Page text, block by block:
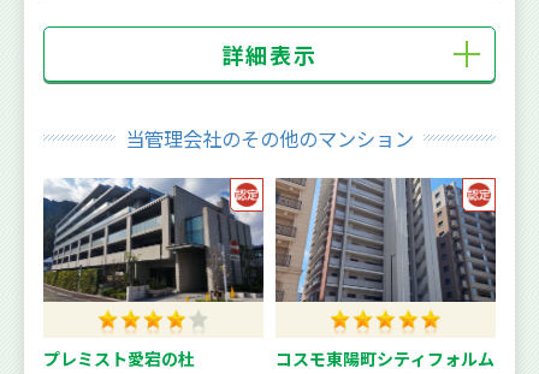
詳細表示
当管理会社のその他のマンション
プレミスト愛宕の杜 コスモ東陽町シティフォルム